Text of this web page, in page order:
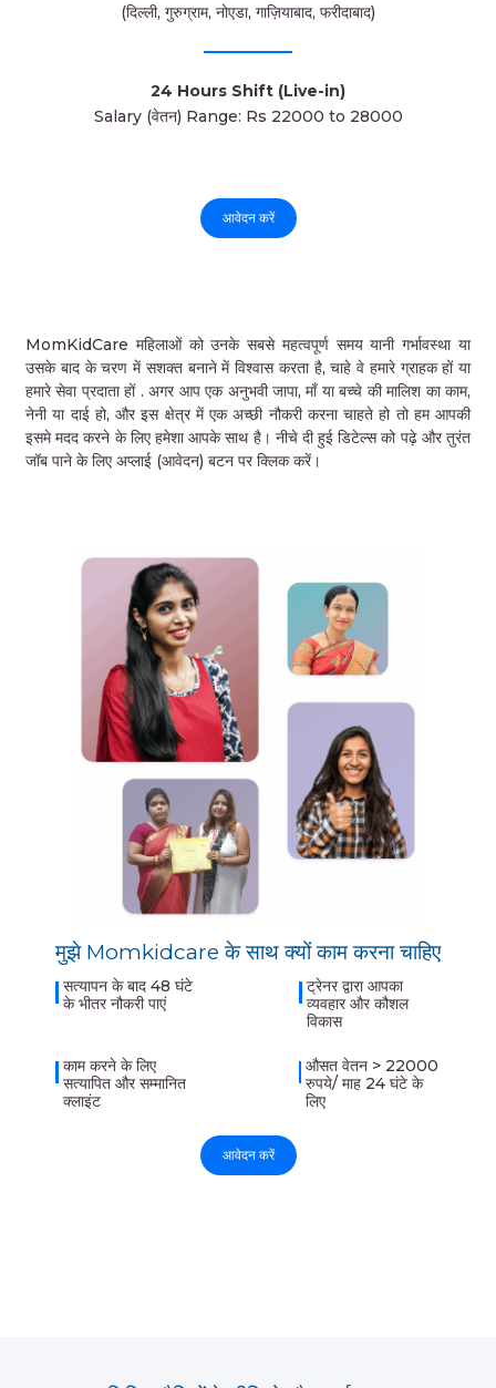
(दिल्ली, गुरुग्राम, नोएडा, गाज़ियाबाद, फरीदाबाद)
24 Hours Shift (Live-in)
Salary (वेतन) Range: Rs 22000 to 28000
आवेदन करें
MomKidCare महिलाओं को उनके सबसे महत्वपूर्ण समय यानी गर्भावस्था या
उसके बाद के चरण में सशक्त बनाने में विश्वास करता है, चाहे वे हमारे ग्राहक हों या
हमारे सेवा प्रदाता हों . अगर आप एक अनुभवी जापा, माँ या बच्चे की मालिश का काम,
नेनी या दाई हो, और इस क्षेत्र में एक अच्छी नौकरी करना चाहते हो तो हम आपकी
इसमे मदद करने के लिए हमेशा आपके साथ है। नीचे दी हुई डिटेल्स को पढ़े और तुरंत
जॉब पाने के लिए अप्लाई (आवेदन) बटन पर क्लिक करें।
मुझे Momkidcare के साथ क्यों काम करना चाहिए
सत्यापन के बाद 48 घंटे
के भीतर नौकरी पाएं
ट्रेनर द्वारा आपका
व्यवहार और कौशल
विकास
काम करने के लिए
सत्यापित और सम्मानित
क्लाइंट
औसत वेतन > 22000
रुपये/ माह 24 घंटे के
लिए
आवेदन करें